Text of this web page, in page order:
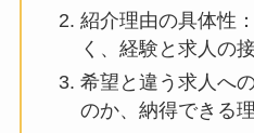
紹介理由の具体性
く、経験と求人の
希望と違う求人へ
のか、納得できる